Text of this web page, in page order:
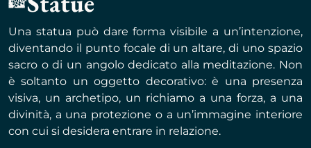
Una statua può dare forma visibile a un’intenzione,
diventando il punto focale di un altare, di uno spazio
sacro o di un angolo dedicato alla meditazione. Non
è soltanto un oggetto decorativo: è una presenza
visiva, un archetipo, un richiamo a una forza, a una
divinità, a una protezione o a un’immagine interiore
con cui si desidera entrare in relazione.